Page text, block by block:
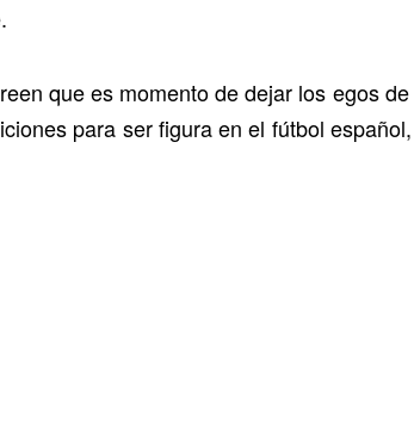
que es momento de dejar los egos
para ser figura en el fútbol